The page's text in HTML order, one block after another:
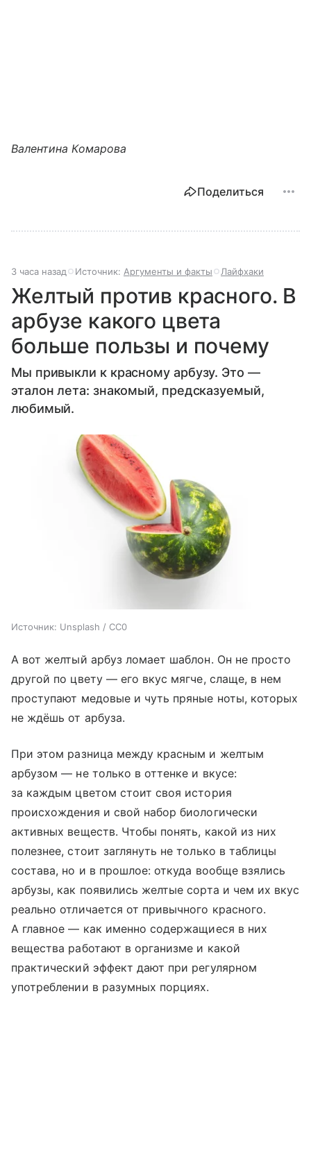
Валентина Комарова
Поделиться
3 часа назад Источник: Аргументы и факты Лайфхаки
Желтый против красного. В
арбузе какого цвета
больше пользы и почему
Мы привыкли к красному арбузу. Это —
эталон лета: знакомый, предсказуемый,
любимый.
Источник: Unsplash / CC0
А вот желтый арбуз ломает шаблон. Он не просто
другой по цвету — его вкус мягче, слаще, в нем
проступают медовые и чуть пряные ноты, которых
не ждёшь от арбуза.
При этом разница между красным и желтым
арбузом — не только в оттенке и вкусе:
за каждым цветом стоит своя история
происхождения и свой набор биологически
активных веществ. Чтобы понять, какой из них
полезнее, стоит заглянуть не только в таблицы
состава, но и в прошлое: откуда вообще взялись
арбузы, как появились желтые сорта и чем их вкус
реально отличается от привычного красного.
А главное — как именно содержащиеся в них
вещества работают в организме и какой
практический эффект дают при регулярном
употреблении в разумных порциях.